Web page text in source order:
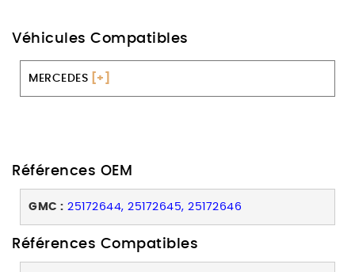
Véhicules Compatibles
MERCEDES [+]
Références OEM
GMC : 25172644, 25172645, 25172646
Références Compatibles